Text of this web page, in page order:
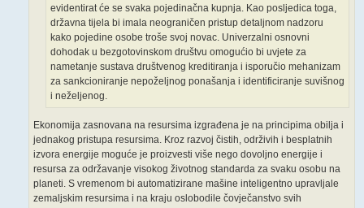
evidentirat će se svaka pojedinačna kupnja. Kao posljedica toga,
državna tijela bi imala neograničen pristup detaljnom nadzoru
kako pojedine osobe troše svoj novac. Univerzalni osnovni
dohodak u bezgotovinskom društvu omogućio bi uvjete za
nametanje sustava društvenog kreditiranja i isporučio mehanizam
za sankcioniranje nepoželjnog ponašanja i identificiranje suvišnog
i neželjenog.
Ekonomija zasnovana na resursima izgrađena je na principima obilja i
jednakog pristupa resursima. Kroz razvoj čistih, održivih i besplatnih
izvora energije moguće je proizvesti više nego dovoljno energije i
resursa za održavanje visokog životnog standarda za svaku osobu na
planeti. S vremenom bi automatizirane mašine inteligentno upravljale
zemaljskim resursima i na kraju oslobodile čovječanstvo svih